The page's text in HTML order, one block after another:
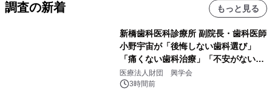
調査の新着 もっと見る
新橋歯科医科診療所 副院長・歯科医師
小野宇宙が「後悔しない歯科選び」
「痛くない歯科治療」「不安がない治
療計画」をテーマに専門監修
医療法人財団 興学会
3時間前